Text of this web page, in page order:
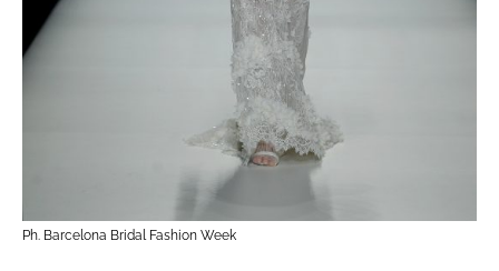
Ph. Barcelona Bridal Fashion Week